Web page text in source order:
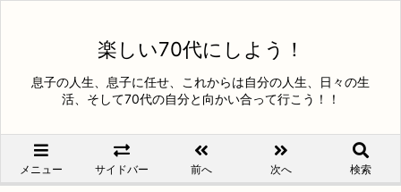
楽しい70代にしよう！
息子の人生、息子に任せ、これからは自分の人生、日々の生
活、そして70代の自分と向かい合って行こう！！
メニュー サイドバー 前へ 次へ 検索